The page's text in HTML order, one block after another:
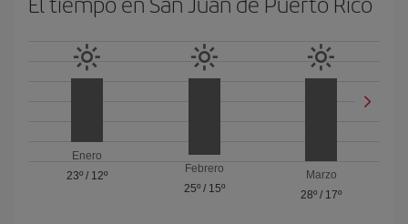
Enero
23º/ 12º
Febrero
25º/ 15º
Marzo
28º / 17º